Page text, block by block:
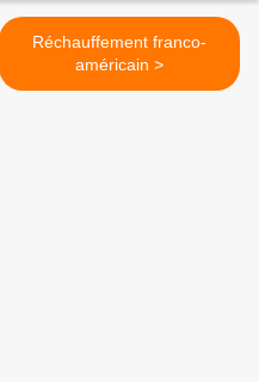
Réchauffement franco-
américain >